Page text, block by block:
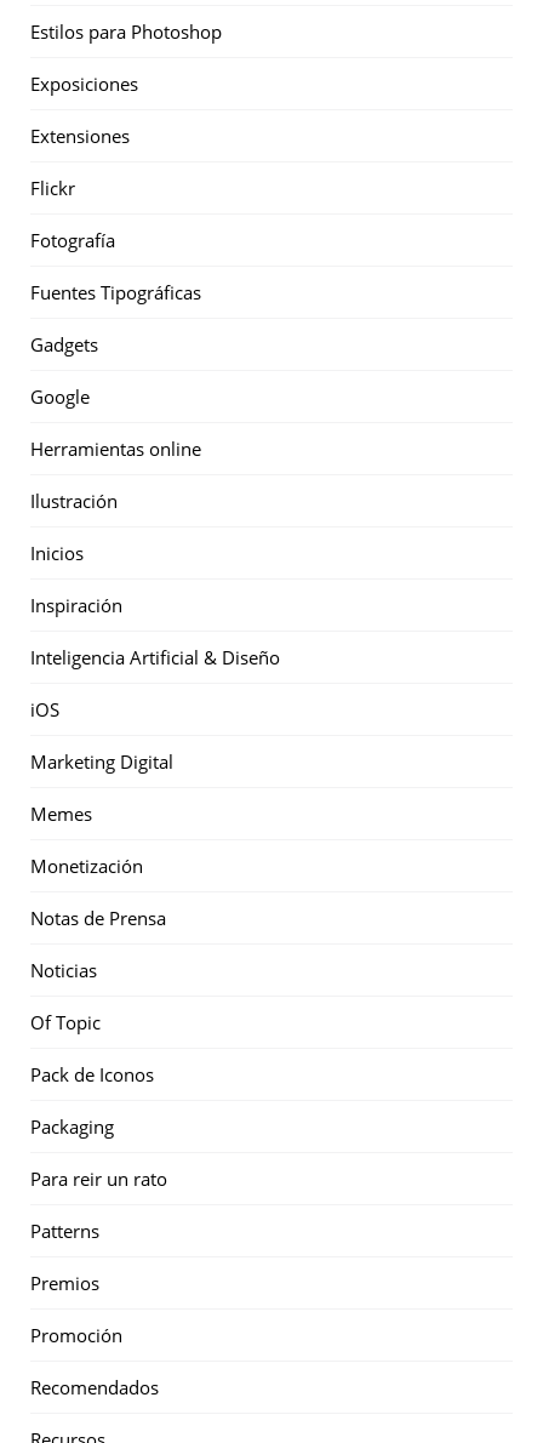
Estilos para Photoshop
Exposiciones
Extensiones
Flickr
Fotografía
Fuentes Tipográficas
Gadgets
Google
Herramientas online
Ilustración
Inicios
Inspiración
Inteligencia Artificial & Diseño
iOS
Marketing Digital
Memes
Monetización
Notas de Prensa
Noticias
Of Topic
Pack de Iconos
Packaging
Para reir un rato
Patterns
Premios
Promoción
Recomendados